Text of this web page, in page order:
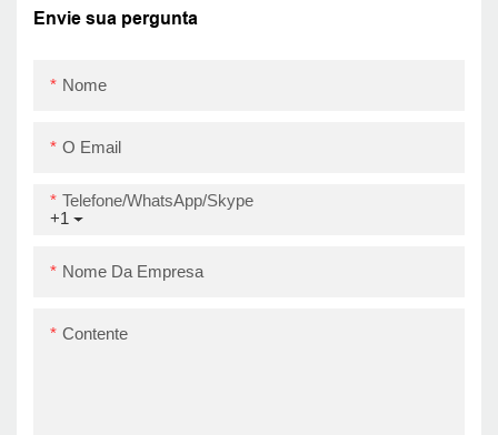
PAPAGEM IOS Android
Envie sua pergunta
Nome
O Email
+1
Telefone/WhatsApp/Skype
Nome Da Empresa
Contente